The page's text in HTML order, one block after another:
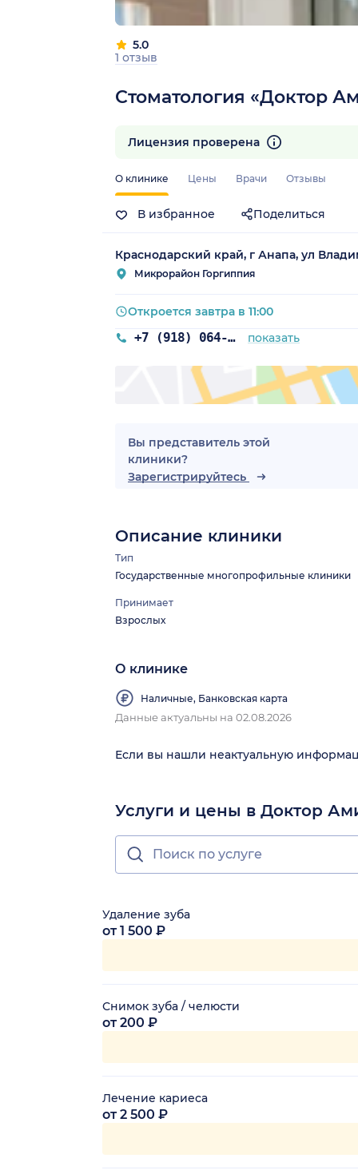
Стоматология «Доктор
5.0
1 отзыв
О клинике Цены Врачи Отзывы
В избранное Поделиться
Лицензия проверена
Краснодарский край, г Анапа, ул
Микрорайон Горгиппия
+7 (918) 064-77-44 показать
Откроется завтра в 11:00
Вы представитель этой
клиники?
Зарегистрируйтесь
Описание клиники
Тип
Государственные многопрофильные клиники
Принимает
Взрослых
О клинике
Наличные, Банковская карта
Данные актуальны на 02.08.2026
Если вы нашли неактуальную
Услуги и цены в Доктор
Удаление зуба
от 1 500 ₽
Снимок зуба / челюсти
от 200 ₽
Лечение кариеса
от 2 500 ₽